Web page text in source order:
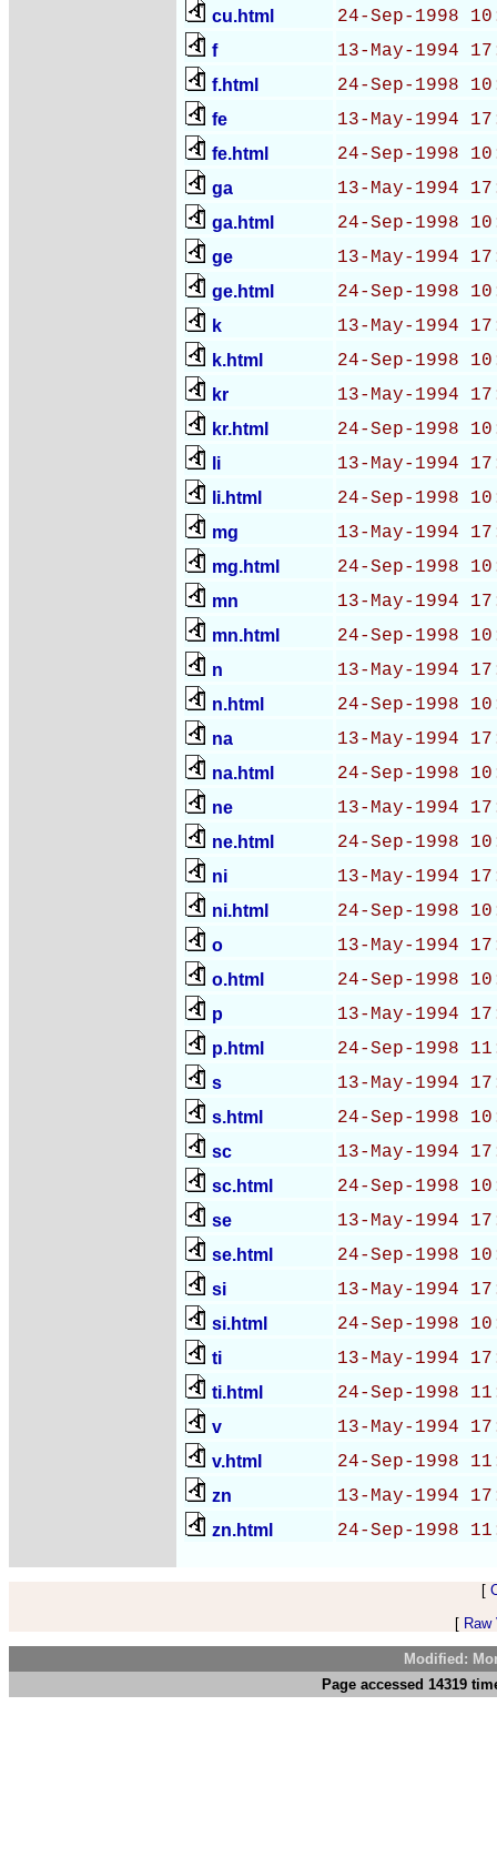
cu.html 24-Sep-1998
f 13-May-1994
f.html 24-Sep-1998
fe 13-May-1994
fe.html 24-Sep-1998
ga 13-May-1994
ga.html 24-Sep-1998
ge 13-May-1994
ge.html 24-Sep-1998
k 13-May-1994
k.html 24-Sep-1998
kr 13-May-1994
kr.html 24-Sep-1998
li 13-May-1994
li.html 24-Sep-1998
mg 13-May-1994
mg.html 24-Sep-1998
mn 13-May-1994
mn.html 24-Sep-1998
n 13-May-1994
n.html 24-Sep-1998
na 13-May-1994
na.html 24-Sep-1998
ne 13-May-1994
ne.html 24-Sep-1998
ni 13-May-1994
ni.html 24-Sep-1998
o 13-May-1994
o.html 24-Sep-1998
p 13-May-1994
p.html 24-Sep-1998
s 13-May-1994
s.html 24-Sep-1998
sc 13-May-1994
sc.html 24-Sep-1998
se 13-May-1994
se.html 24-Sep-1998
si 13-May-1994
si.html 24-Sep-1998
ti 13-May-1994
ti.html 24-Sep-1998
v 13-May-1994
v.html 24-Sep-1998
zn 13-May-1994
zn.html 24-Sep-1998
[
[
Modified:
Page accessed 14319